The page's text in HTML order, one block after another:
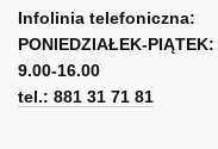
Turkusowe
tulipany
i
piórka
l
t
e
r
Infolinia telefoniczna:
PONIEDZIAŁEK-PIĄTEK:
9.00-16.00
tel.: 881 31 71 81